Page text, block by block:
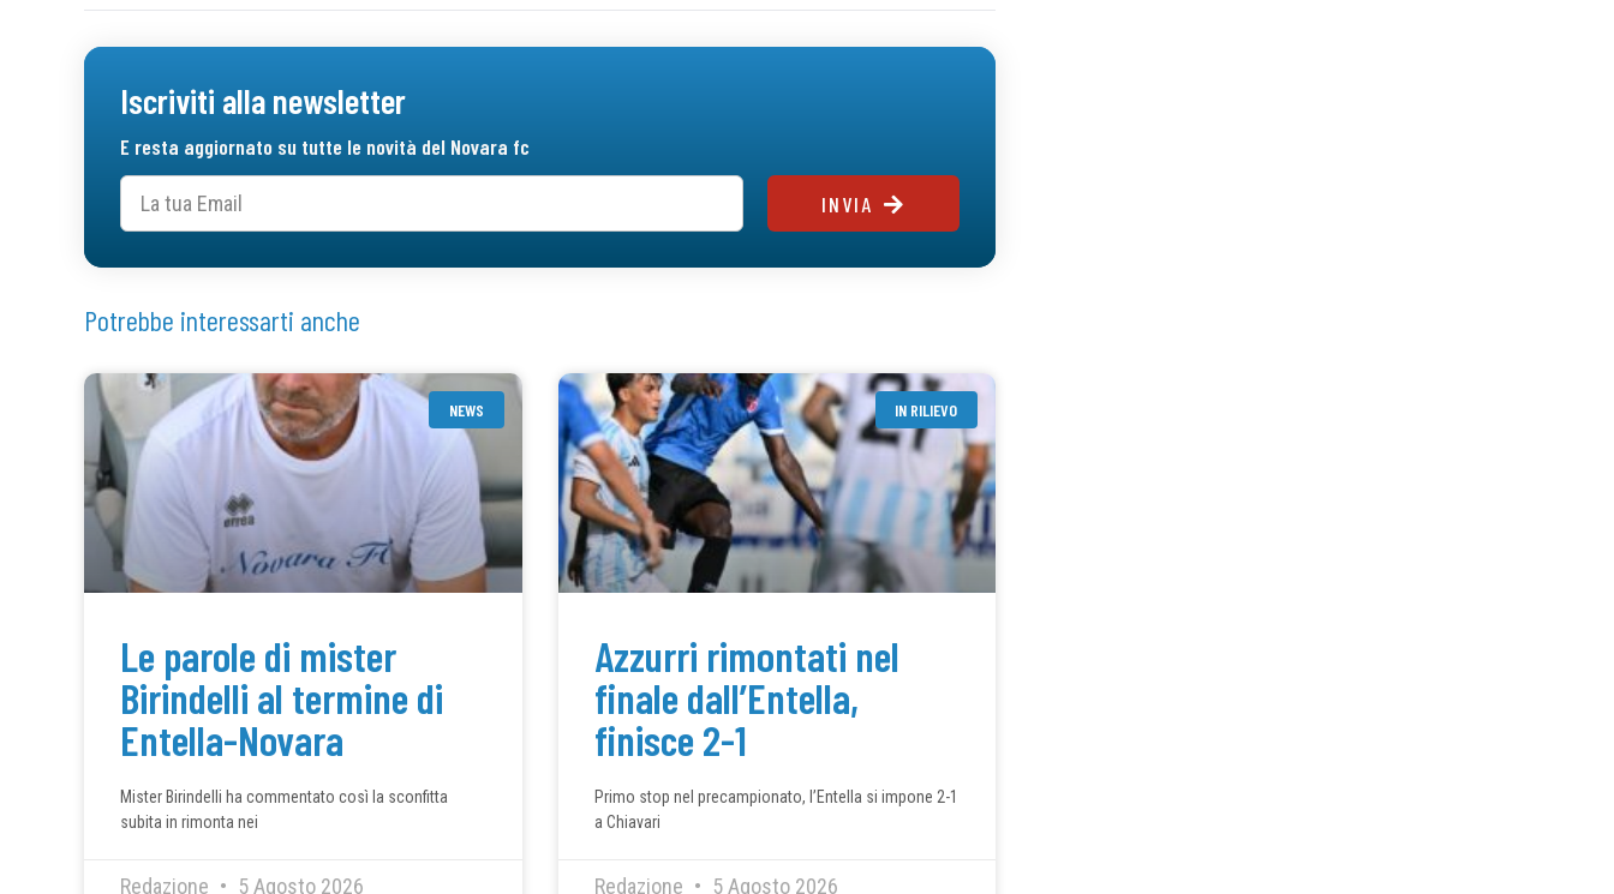
Iscriviti alla newsletter
E resta aggiornato su tutte le novità del Novara fc
INVIA
Potrebbe interessarti anche
NEWS
Le parole di mister
Birindelli al termine di
Entella-Novara
Mister Birindelli ha commentato così la sconfitta
subita in rimonta nei
Redazione 5 Agosto 2026
IN RILIEVO
Azzurri rimontati nel
finale dall’Entella,
finisce 2-1
Primo stop nel precampionato, l’Entella si impone 2-1
a Chiavari
Redazione 5 Agosto 2026